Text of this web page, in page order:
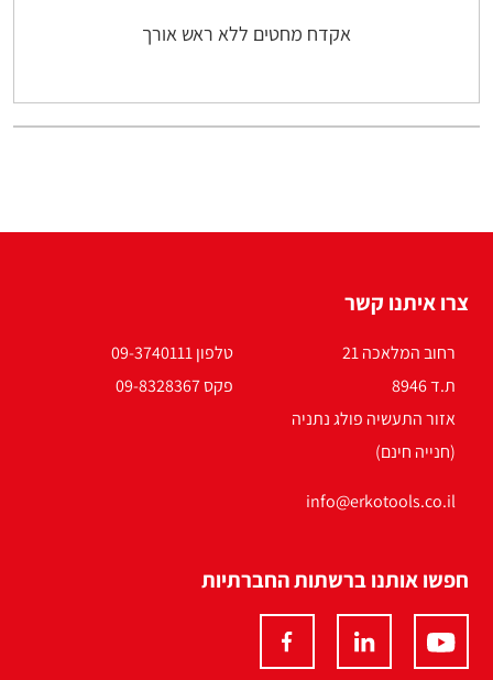
אקדח מחטים ללא ראש אורך
צרו איתנו קשר
רחוב המלאכה 21
ת.ד 8946
אזור התעשיה פולג נתניה
(חנייה חינם)
טלפון 09-3740111
פקס 09-8328367
info@erkotools.co.il
חפשו אותנו ברשתות החברתיות